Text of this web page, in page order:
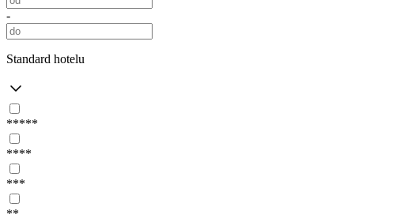
-
Standard hotelu
*****
****
***
**